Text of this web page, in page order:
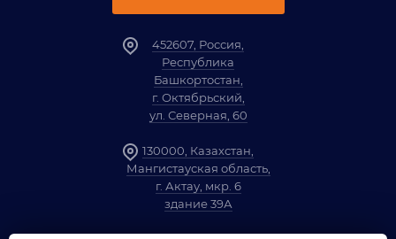
452607, Россия,
Республика
Башкортостан,
г. Октябрьский,
ул. Северная, 60
130000, Казахстан,
Мангистауская область,
г. Актау, мкр. 6
здание 39А